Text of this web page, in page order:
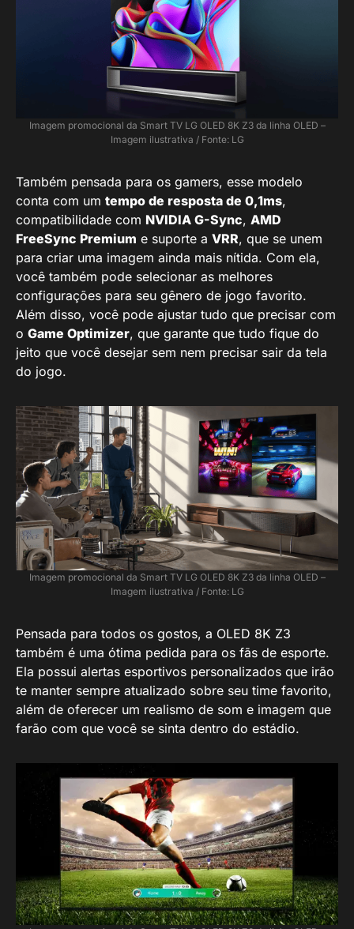
Imagem promocional da Smart TV LG OLED 8K Z3 da linha OLED –
Imagem ilustrativa / Fonte: LG
Também pensada para os gamers, esse modelo
conta com um tempo de resposta de 0,1ms,
compatibilidade com NVIDIA G-Sync, AMD
FreeSync Premium e suporte a VRR, que se unem
para criar uma imagem ainda mais nítida. Com ela,
você também pode selecionar as melhores
configurações para seu gênero de jogo favorito.
Além disso, você pode ajustar tudo que precisar com
o Game Optimizer, que garante que tudo fique do
jeito que você desejar sem nem precisar sair da tela
do jogo.
Imagem promocional da Smart TV LG OLED 8K Z3 da linha OLED –
Imagem ilustrativa / Fonte: LG
Pensada para todos os gostos, a OLED 8K Z3
também é uma ótima pedida para os fãs de esporte.
Ela possui alertas esportivos personalizados que irão
te manter sempre atualizado sobre seu time favorito,
além de oferecer um realismo de som e imagem que
farão com que você se sinta dentro do estádio.